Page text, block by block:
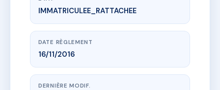
www.vme.plus/AC6510267
BOSCO
ZA FONTVIEILLE ROUTE 4 SAISONS 13190 ALLAUCH
IMMATRICULEE_RATTACHEE
DATE RÈGLEMENT
16/11/2016
DERNIÈRE MODIF.